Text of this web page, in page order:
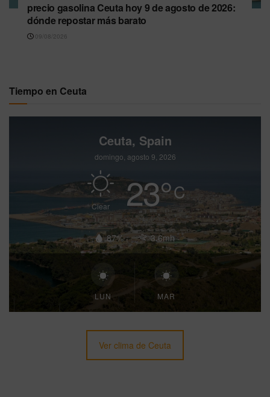
precio gasolina Ceuta hoy 9 de agosto de 2026:
dónde repostar más barato
09/08/2026
Tiempo en Ceuta
Ceuta, Spain
domingo, agosto 9, 2026
Clear 23°C
87% 3.6mh
LUN MAR
Ver clima de Ceuta